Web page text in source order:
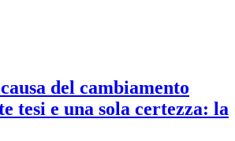
del cambiamento
tesi e una sola certezza: la